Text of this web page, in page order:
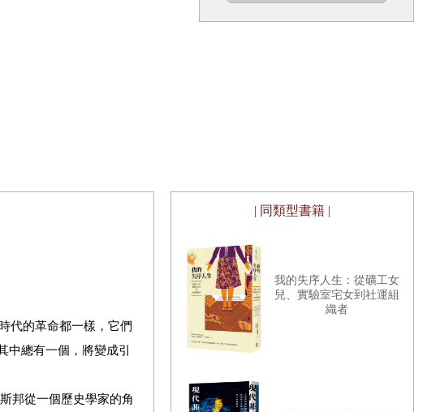
代的革命都一樣，它們
總有一個，將變成引
邦從一個歷史學家的角
| 同類型書籍 |
我的失序人生：從礦工女
兒、實驗室宅女到社運組
織者